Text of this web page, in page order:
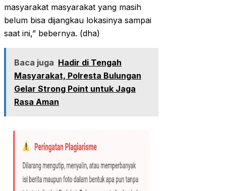
masyarakat masyarakat yang masih
belum bisa dijangkau lokasinya sampai
saat ini,” bebernya. (dha)
Baca juga Hadir di Tengah
Masyarakat, Polresta Bulungan
Gelar Strong Point untuk Jaga
Rasa Aman